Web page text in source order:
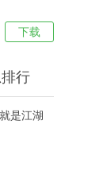
下载
行
是江湖